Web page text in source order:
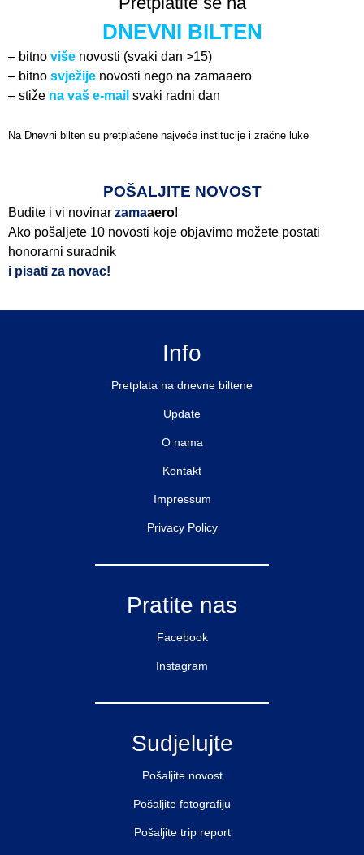
DNEVNI BILTEN
– bitno više novosti (svaki dan >15)
– bitno svježije novosti nego na zamaaero
– stiže na vaš e-mail svaki radni dan
Na Dnevni bilten su pretplaćene najveće institucije i zračne luke
POŠALJITE NOVOST
Budite i vi novinar zamaaero!
Ako pošaljete 10 novosti koje objavimo možete postati
honorarni suradnik
i pisati za novac!
Info
Pretplata na dnevne biltene
Update
O nama
Kontakt
Impressum
Privacy Policy
Pratite nas
Facebook
Instagram
Sudjelujte
Pošaljite novost
Pošaljite fotografiju
Pošaljite trip report